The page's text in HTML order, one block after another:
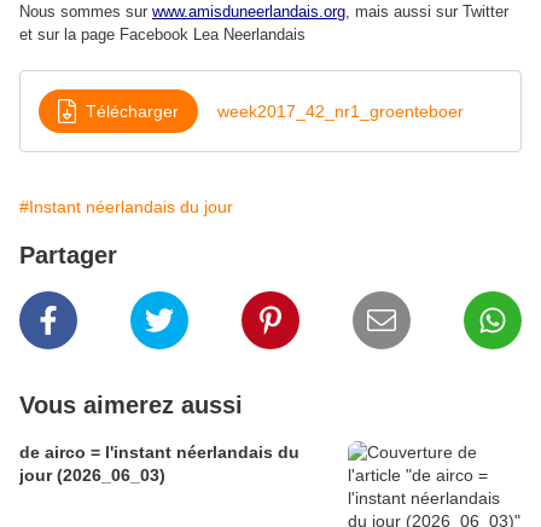
Nous sommes sur www.amisduneerlandais.org, mais aussi sur Twitter
et sur la page Facebook Lea Neerlandais
Télécharger week2017_42_nr1_groenteboer
#Instant néerlandais du jour
Partager
Vous aimerez aussi
de airco = l'instant néerlandais du
jour (2026_06_03)